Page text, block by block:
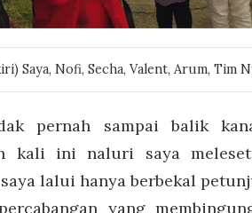
Saya, Nofi, Secha, Valent, Arum, Tim
pernah sampai balik
kali ini naluri saya
lalui hanya berbekal
yang